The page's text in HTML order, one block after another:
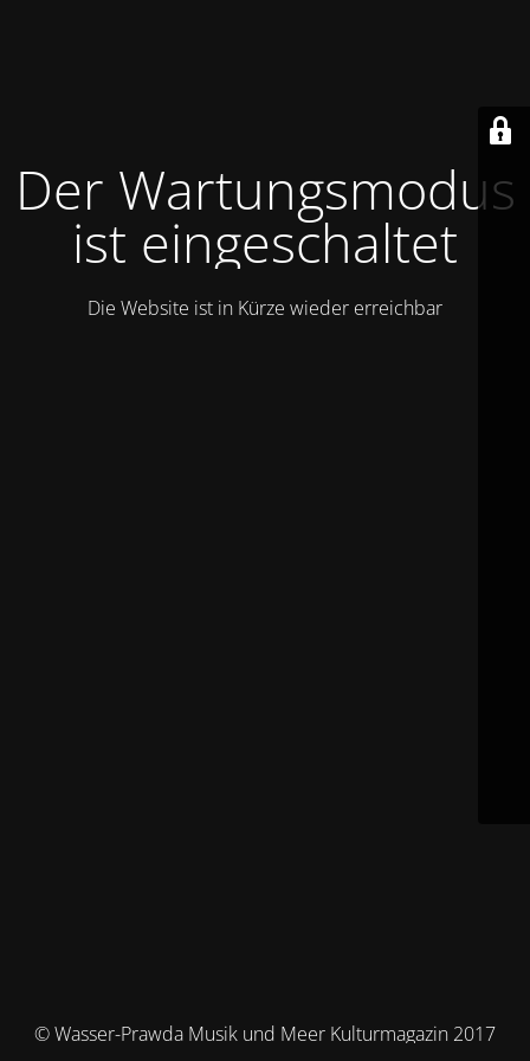
Der Wartungsmodus
ist eingeschaltet
Die Website ist in Kürze wieder erreichbar
© Wasser-Prawda Musik und Meer Kulturmagazin 2017